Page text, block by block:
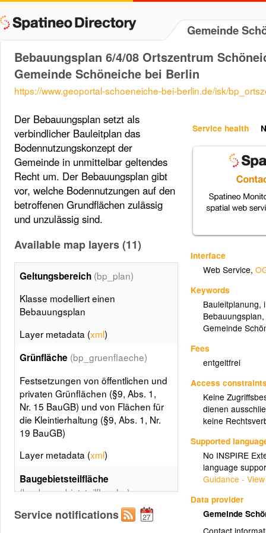
Gemeinde
Bebauungsplan 6/4/08 Ortszentrum
Gemeinde Schöneiche bei Berlin
https://www.geoportal-schoeneiche-bei-berlin.de/isk/
Service health
Interface
Web Service,
Keywords
Bauleitplanung,
Bebauungsplan
Gemeinde
Fees
entgeltfrei
Access
Keine
dienen
keine
Supported
No INSPIRE
language
Guidance -
Data provider
Gemeinde
Der Bebauungsplan setzt als
verbindlicher Bauleitplan das
Bodennutzungskonzept der
Gemeinde in unmittelbar geltendes
Recht um. Der Bebauungsplan gibt
vor, welche Bodennutzungen auf den
betroffenen Grundflächen zulässig
und unzulässig sind.
Available map layers (11)
Geltungsbereich (bp_plan)
Klasse modelliert einen
Bebauungsplan
Layer metadata (xml)
Grünfläche (bp_gruenflaeche)
Festsetzungen von öffentlichen und
privaten Grünflächen (§9, Abs. 1,
Nr. 15 BauGB) und von Flächen für
die Kleintierhaltung (§9, Abs. 1, Nr.
19 BauGB)
Layer metadata (xml)
Baugebietsteilfläche
(bp_baugebietsteilflaeche)
Teil eines Baugebiets mit einheitl.
Service notifications